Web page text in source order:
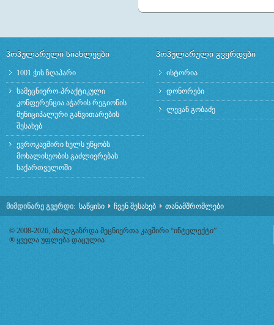
პოპულარული სიახლეები
1001 ჭის ზღაპარი
სამეცნიერო-პრაქტიკული
კონფერენცია აჭარის რეგიონის
მუნიციპალური განვითარების
შესახებ
ევროკავშირი ხელს უწყობს
მოხალისეობის გაძლიერებას
საქართველოში
პოპულარული გვერდები
ისტორია
დონორები
ლევან გობაძე
მიმდინარე გვერდი: საწყისი ჩვენ შესახებ თანამშრომლები
© 2008-2026, ახალგაზრდა მეცნიერთა კავშირი “ინტელექტი”
® ყველა უფლება დაცულია